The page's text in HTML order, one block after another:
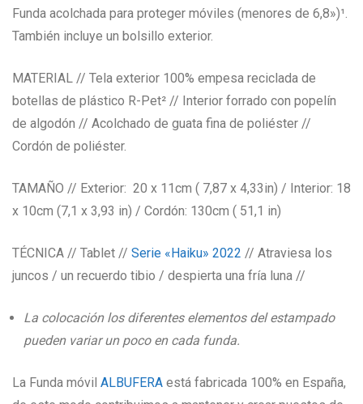
Funda acolchada para proteger móviles (menores de 6,8»)¹.
También incluye un bolsillo exterior.
MATERIAL // Tela exterior 100% empesa reciclada de
botellas de plástico R-Pet² // Interior forrado con popelín
de algodón // Acolchado de guata fina de poliéster //
Cordón de poliéster.
TAMAÑO // Exterior: 20 x 11cm ( 7,87 x 4,33in) / Interior: 18
x 10cm (7,1 x 3,93 in) / Cordón: 130cm ( 51,1 in)
TÉCNICA // Tablet // Serie «Haiku» 2022 // Atraviesa los
juncos / un recuerdo tibio / despierta una fría luna //
La colocación los diferentes elementos del estampado
pueden variar un poco en cada funda.
La Funda móvil ALBUFERA está fabricada 100% en España,